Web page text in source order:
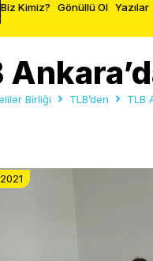
Biz Kimiz? Gönüllü Ol Yazılar
Birliği TLB’den TLB